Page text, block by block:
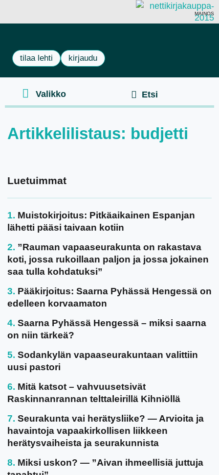
MAINOS
tilaa lehti kirjaudu
Artikkelilistaus: budjetti
Luetuimmat
Muistokirjoitus: Pitkäaikainen Espanjan
lähetti pääsi taivaan kotiin
”Rauman vapaaseurakunta on rakastava
koti, jossa rukoillaan paljon ja jossa jokainen
saa tulla kohdatuksi”
Pääkirjoitus: Saarna Pyhässä Hengessä on
edelleen korvaamaton
Saarna Pyhässä Hengessä – miksi saarna
on niin tärkeä?
Sodankylän vapaaseurakuntaan valittiin
uusi pastori
Mitä katsot – vahvuusetsivät
Raskinnanrannan telttaleirillä Kihniöllä
Seurakunta vai herätysliike? — Arvioita ja
havaintoja vapaakirkollisen liikkeen
herätysvaiheista ja seurakunnista
Miksi uskon? — ”Aivan ihmeellisiä juttuja